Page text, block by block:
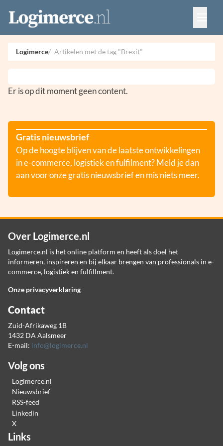
Vacatures
Events
Adverteren
Partners
Logimerce Artikelen met de tag "Brexit"
Er is op dit moment geen content.
Gratis nieuwsbrief
Op de hoogte blijven van de laatste ontwikkelingen
in e-commerce, logistiek en fulfilment? Meld je dan
aan voor onze gratis nieuwsbrief en mis niets meer.
Over Logimerce.nl
Logimerce.nl is het online platform en heeft als doel het
informeren, inspireren en bij elkaar brengen van professionals in e-
commerce, logistiek en fulfillment.
Onze privacyverklaring
Contact
Zuid-Afrikaweg 1B
1432 DA Aalsmeer
E-mail: info@logimerce.nl
Volg ons
Logimerce.nl
Nieuwsbrief
RSS-feed
Linkedin
X
Links